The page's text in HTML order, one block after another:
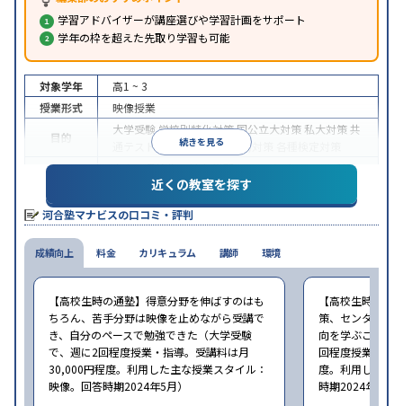
学習アドバイザーが講座選びや学習計画をサポート
学年の枠を超えた先取り学習も可能
続きを見る
対象学年
高1 ~ 3
授業形式
映像授業
目的
大学受験学校別特化対策国公立大対策 私大対策共
通テスト対策
英検(英語検定)対策
中高一貫校生に対応学習にPC・タブレットを利用
1科目から受講可能季節講習のみの受講可
※2024年6月調査。大学受験塾・予備校のアンケート調査方法を参照
近くの教室を探す
河合塾マナビスの口コミ・評判
成績向上
【高校生時の通塾】得意分野を伸ばすのはも
ちろん、苦手分野は映像を止めながら受講で
き、自分のペースで勉強できた（大学受験
で、週に2回程度授業・指導。受講料は月
30,000円程度。利用した主な授業スタイル：
映像。回答時期2024年5月）
【高校生時の通
策、センター試
向を学ぶことが
回程度授業・指
度。利用した主
時期2024年5月）
料金 カリキュラム 講師 環境